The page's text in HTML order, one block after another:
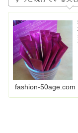
fashion-50age.com